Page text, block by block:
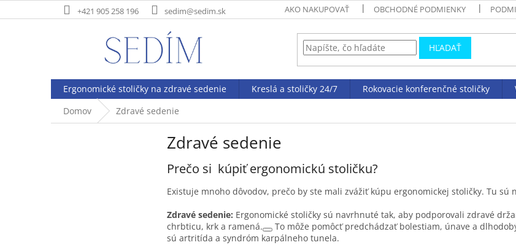
na
+421 905 258 196 sedim@sedim.sk AKO NAKUPOVAŤ OBCHODNÉ PODMIENKY
HĽADAŤ
Ergonomické stoličky na zdravé sedenie Kreslá a stoličky 24/7 Rokovacie konferenčné stoličky
Domov
Zdravé sedenie
Zdravé sedenie
Prečo si kúpiť ergonomickú stoličku?
Existuje mnoho dôvodov, prečo by ste mali zvážiť kúpu ergonomickej stoličky. Tu sú
Zdravé sedenie: Ergonomické stoličky sú navrhnuté tak, aby podporovali zdravé
chrbticu, krk a ramená.
To môže pomôcť predchádzať bolestiam, únave a
sú artritída a syndróm karpálneho tunela.